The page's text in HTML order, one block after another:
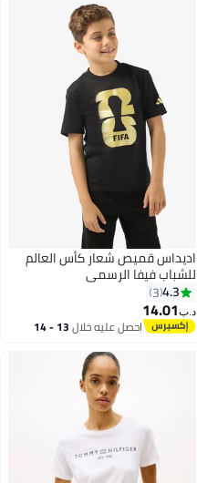
اديداس قميص شعار كأس العالم
للشباب فيفا الرسمي
4.3
3
د.ب‏14.01
احصل عليه خلال 13 - 14